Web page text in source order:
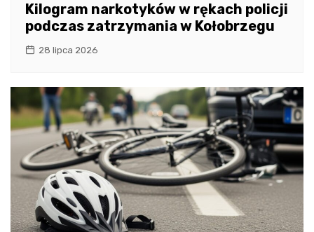
Kilogram narkotyków w rękach policji
podczas zatrzymania w Kołobrzegu
28 lipca 2026